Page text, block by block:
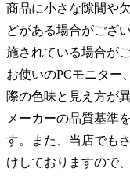
商品に小さな隙間や
どがある場合がござ
施されている場合が
お使いのPCモニター
際の色味と見え方が
メーカーの品質基準
す。また、当店でも
けしておりますので